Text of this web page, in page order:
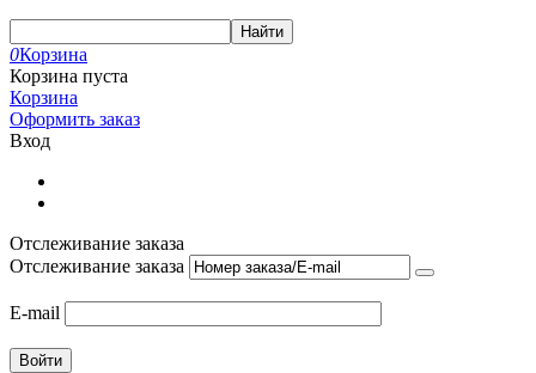
Найти
0Корзина
Корзина пуста
Корзина
Оформить заказ
Вход
Отслеживание заказа
Отслеживание заказа
E-mail
Войти